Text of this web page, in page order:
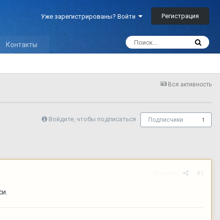
Уже зарегистрированы? Войти Регистрация
Контакты
Вся активность
Войдите, чтобы подписаться Подписчики 1
#1